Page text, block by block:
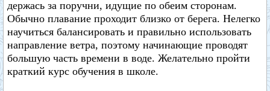
держась за поручни, идущие по обеим сторонам.
Обычно плавание проходит близко от берега. Нелегко
научиться балансировать и правильно использовать
направление ветра, поэтому начинающие проводят
большую часть времени в воде. Желательно пройти
краткий курс обучения в школе.